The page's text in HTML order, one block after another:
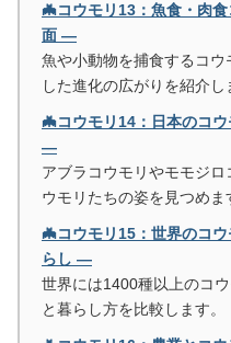
🦇コウモリ13：魚食・肉
面 ―
魚や小動物を捕食するコ
した進化の広がりを紹介し
🦇コウモリ14：日本のコ
―
アブラコウモリやモモジ
ウモリたちの姿を見つめま
🦇コウモリ15：世界のコ
らし ―
世界には1400種以上のコ
と暮らし方を比較します。